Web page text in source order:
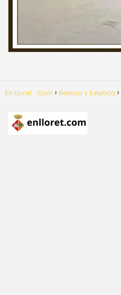
En Lloret . Com Belleza y Estetica